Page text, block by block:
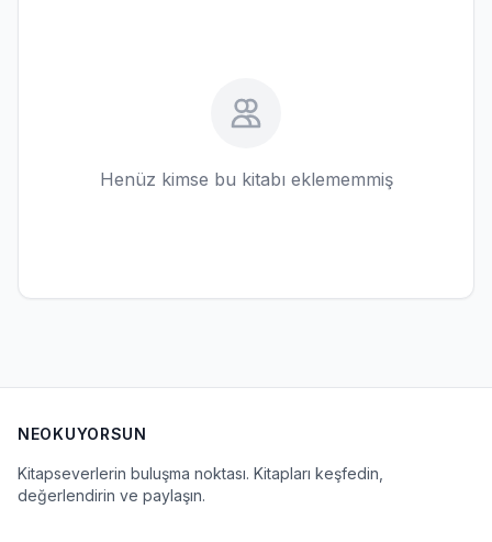
Henüz kimse bu kitabı eklememmiş
NEOKUYORSUN
Kitapseverlerin buluşma noktası. Kitapları keşfedin,
değerlendirin ve paylaşın.